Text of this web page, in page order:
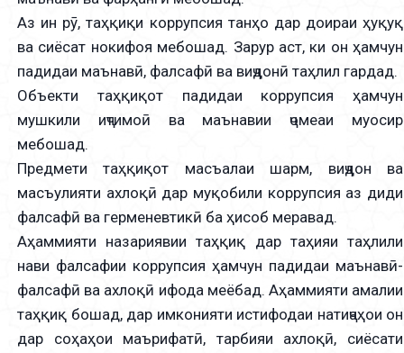
Аз ин рӯ, таҳқиқи коррупсия танҳо дар доираи ҳуқуқ
ва сиёсат нокифоя мебошад. Зарур аст, ки он ҳамчун
падидаи маънавӣ, фалсафӣ ва виҷдонӣ таҳлил гардад.
Объекти таҳқиқот падидаи коррупсия ҳамчун
мушкили иҷтимоӣ ва маънавии ҷомеаи муосир
мебошад.
Предмети таҳқиқот масъалаи шарм, виҷдон ва
масъулияти ахлоқӣ дар муқобили коррупсия аз диди
фалсафӣ ва герменевтикӣ ба ҳисоб меравад.
Аҳаммияти назариявии таҳқиқ дар таҳияи таҳлили
нави фалсафии коррупсия ҳамчун падидаи маънавӣ-
фалсафӣ ва ахлоқӣ ифода меёбад. Аҳаммияти амалии
таҳқиқ бошад, дар имконияти истифодаи натиҷаҳои он
дар соҳаҳои маърифатӣ, тарбияи ахлоқӣ, сиёсати